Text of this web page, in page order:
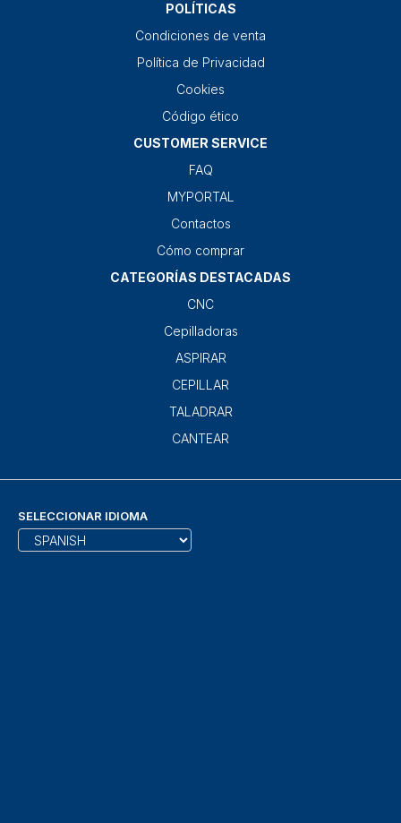
POLÍTICAS
Condiciones de venta
Política de Privacidad
Cookies
Código ético
CUSTOMER SERVICE
FAQ
MYPORTAL
Contactos
Cómo comprar
CATEGORÍAS DESTACADAS
CNC
Cepilladoras
ASPIRAR
CEPILLAR
TALADRAR
CANTEAR
SELECCIONAR IDIOMA